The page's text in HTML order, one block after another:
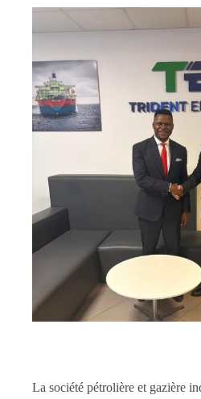
La société pétrolière et gazière